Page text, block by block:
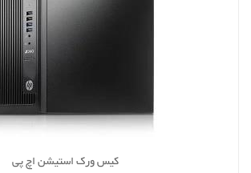
کیس ورک استیشن اچ پی